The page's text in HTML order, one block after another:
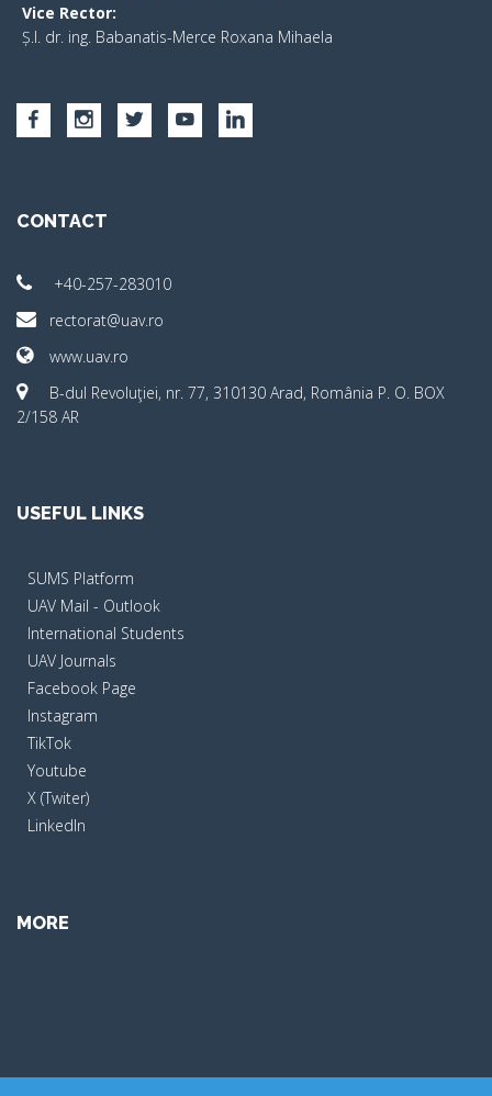
Vice Rector:
Ș.I. dr. ing. Babanatis-Merce Roxana Mihaela
CONTACT
+40-257-283010
rectorat@uav.ro
www.uav.ro
B-dul Revoluţiei, nr. 77, 310130 Arad, România P. O. BOX
2/158 AR
USEFUL LINKS
SUMS Platform
UAV Mail - Outlook
International Students
UAV Journals
Facebook Page
Instagram
TikTok
Youtube
X (Twiter)
LinkedIn
MORE